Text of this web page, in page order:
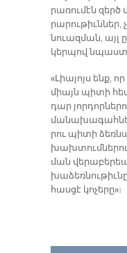
րա­ռու­մէն
րա­րու­թիւն­ներ,
նուազ­ման, այլ
կեր­պով
«Լիա­յոյս ենք,
միայն պի­տի
դար
րու պի­տի
ման
հաս­ցէ կո­չե­րը»։